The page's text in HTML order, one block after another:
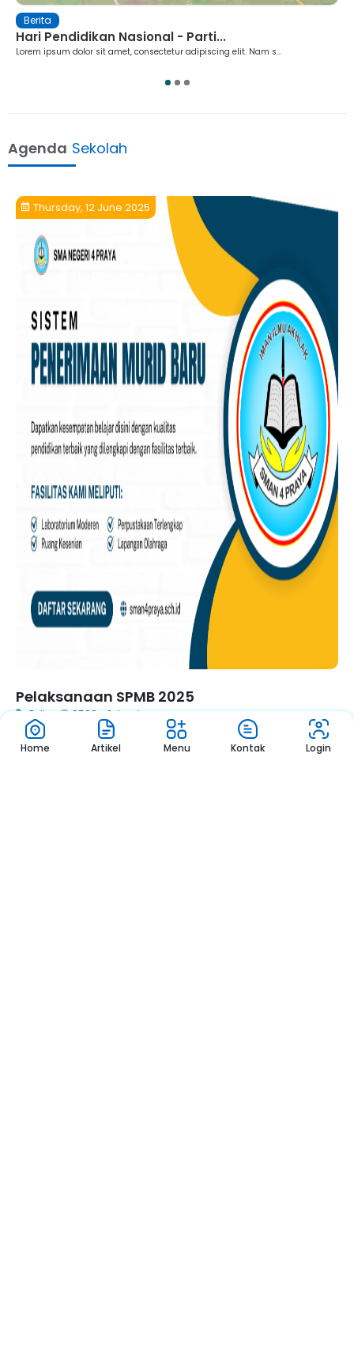
Nasional - Parti...
amet, consectetur adipiscing elit. Nam s... Lorem ipsum dolor sit
Agenda Sekolah
Thursday, 12 June 2025
Pelaksanaan SPMB 2025
Online 07.00 - Selesai
Home Artikel Menu Kontak Login